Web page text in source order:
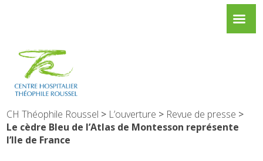
CH Théophile Roussel > L’ouverture > Revue de presse >
Le cèdre Bleu de l’Atlas de Montesson représente
l’Ile de France